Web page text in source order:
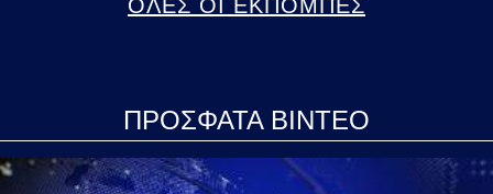
ΟΛΕΣ ΟΙ ΕΚΠΟΜΠΕΣ
ΠΡΟΣΦΑΤΑ ΒΙΝΤΕΟ